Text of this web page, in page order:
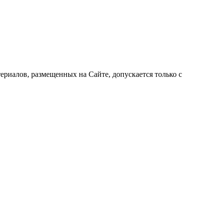
размещенных на Сайте, допускается только с